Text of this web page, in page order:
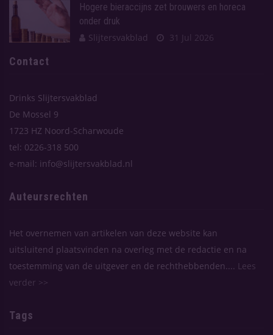
Hogere bieraccijns zet brouwers en horeca
onder druk
Slijtersvakblad
31 Jul 2026
Contact
Drinks Slijtersvakblad
De Mossel 9
1723 HZ Noord-Scharwoude
tel: 0226-318 500
e-mail: info@slijtersvakblad.nl
Auteursrechten
Het overnemen van artikelen van deze website kan
uitsluitend plaatsvinden na overleg met de redactie en na
toestemming van de uitgever en de rechthebbenden....
Lees
verder >>
Tags